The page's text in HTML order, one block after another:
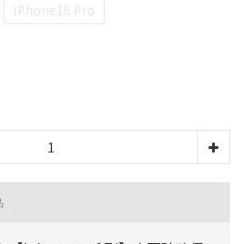
iPhone16 Pro